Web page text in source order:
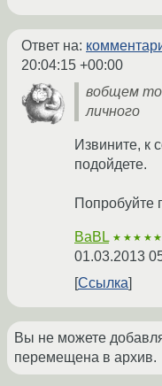
Ответ на:
20:04:15 +00:00
вобщем то
личного
Извините, к
подойдете.
Попробуйте
BaBL ★★★★★
01.03.2013
Ссылка
Вы не можете
перемещена в архив.